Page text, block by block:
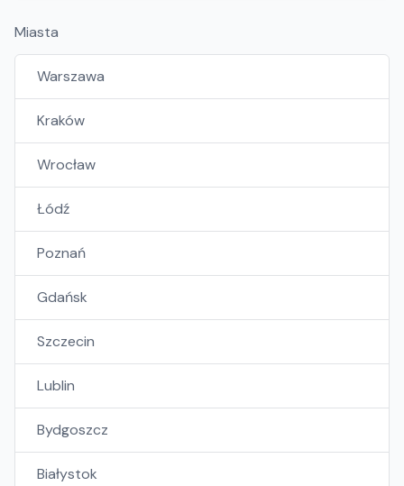
Miasta
Warszawa
Kraków
Wrocław
Łódź
Poznań
Gdańsk
Szczecin
Lublin
Bydgoszcz
Białystok